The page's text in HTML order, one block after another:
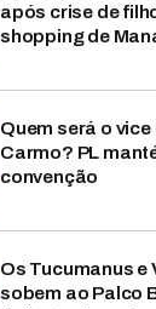
após crise de
shopping de
Quem será o
Carmo? PL
convenção
Os Tucumanus e
sobem ao Palco